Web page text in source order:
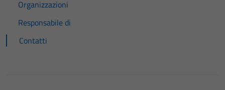
Organizzazioni
Responsabile di
Contatti